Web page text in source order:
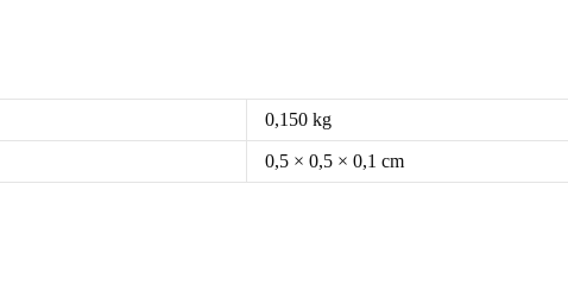
0,150 kg
0,5 × 0,5 × 0,1 cm